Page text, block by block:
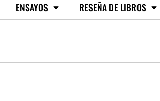
ENSAYOS RESEÑA DE LIBROS